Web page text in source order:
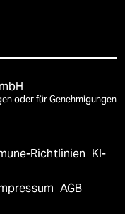
oder für Genehmigungen
Richtlinien KI-
AGB